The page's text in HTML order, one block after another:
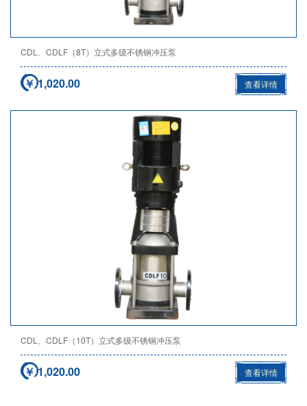
CDL、CDLF（8T）立式多级不锈钢冲压泵
￥ 1,020.00 查看详情
CDL、CDLF（10T）立式多级不锈钢冲压泵
￥ 1,020.00 查看详情